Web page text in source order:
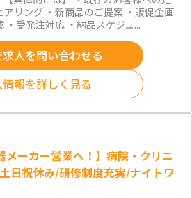
リング ・新商品のご提案 ・販促企画
・受発注対応 ・納品スケジュ...
人を問い合わせる
報を詳しく見る
メーカー営業へ！】病院・クリニ
日祝休み/研修制度充実/ナイトワ